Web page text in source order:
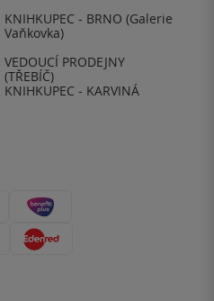
KNIHKUPEC - BRNO (Galerie
Vaňkovka)
VEDOUCÍ PRODEJNY
(TŘEBÍČ)
KNIHKUPEC - KARVINÁ